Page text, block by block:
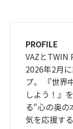
PROFILE
VAZとTWIN
2026年2月
プ。 『世界
しよう！』
る“心の奥
気を応援す